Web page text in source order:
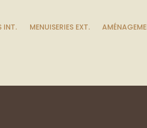
INT. MENUISERIES EXT.